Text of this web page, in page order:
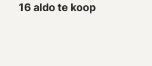
16 aldo te koop